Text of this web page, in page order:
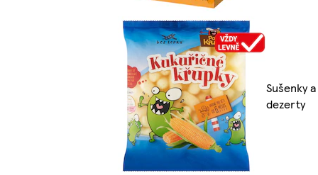
Sušenky a
dezerty